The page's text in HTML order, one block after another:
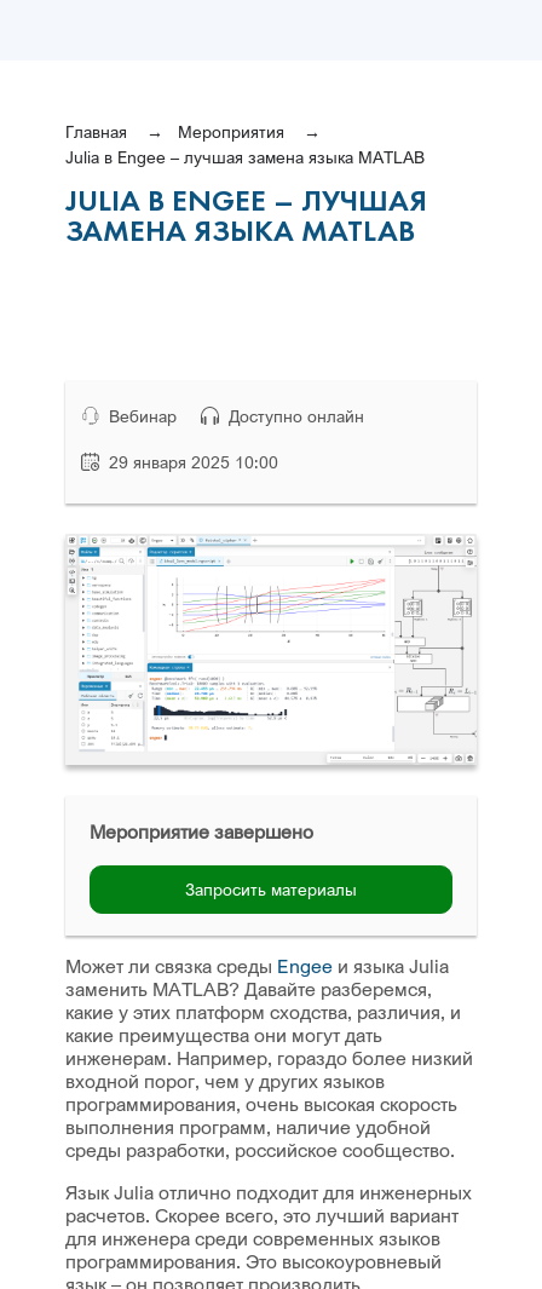
Главная
Мероприятия
Julia в Engee – лучшая замена языка MATLAB
JULIA В ENGEE – ЛУЧШАЯ
ЗАМЕНА ЯЗЫКА MATLAB
Вебинар Доступно онлайн
29 января 2025 10:00
Мероприятие завершено
Запросить материалы
Может ли связка среды Engee и языка Julia
заменить MATLAB? Давайте разберемся,
какие у этих платформ сходства, различия, и
какие преимущества они могут дать
инженерам. Например, гораздо более низкий
входной порог, чем у других языков
программирования, очень высокая скорость
выполнения программ, наличие удобной
среды разработки, российское сообщество.
Язык Julia отлично подходит для инженерных
расчетов. Скорее всего, это лучший вариант
для инженера среди современных языков
программирования. Это высокоуровневый